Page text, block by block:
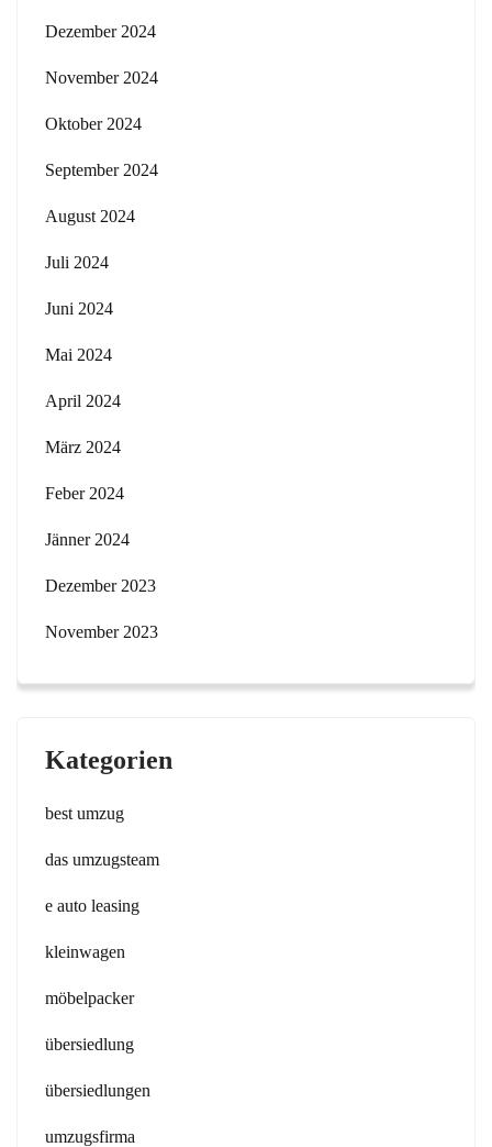
Dezember 2024
November 2024
Oktober 2024
September 2024
August 2024
Juli 2024
Juni 2024
Mai 2024
April 2024
März 2024
Feber 2024
Jänner 2024
Dezember 2023
November 2023
Kategorien
best umzug
das umzugsteam
e auto leasing
kleinwagen
möbelpacker
übersiedlung
übersiedlungen
umzugsfirma